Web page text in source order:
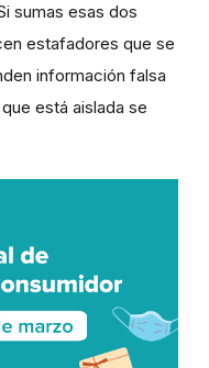
sumas esas dos
estafadores que se
información falsa
está aislada se